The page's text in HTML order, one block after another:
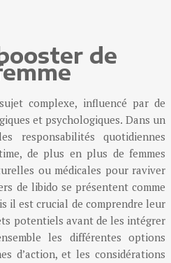
de
complexe, influencé par de
et psychologiques. Dans un
responsabilités quotidiennes
de plus en plus de femmes
ou médicales pour raviver
de libido se présentent comme
il est crucial de comprendre leur
potentiels avant de les intégrer
les différentes options
d’action, et les considérations